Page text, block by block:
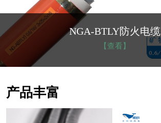
NGA-BTLY防火电缆
【查看】
产品丰富